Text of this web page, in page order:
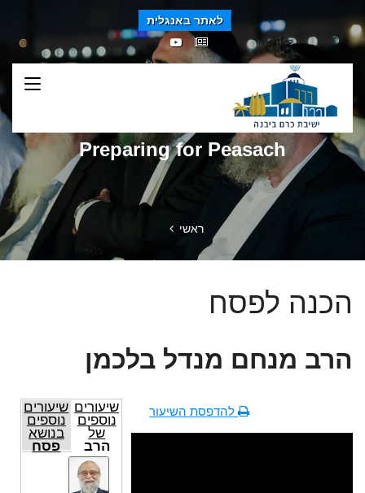
לאתר באנגלית
Preparing for Peasach
ראשי
הכנה לפסח
הרב מנחם מנדל בלכמן
להדפסת השיעור
שיעורים
נוספים
של
הרב
מנחם
מנדל
בלכמן
שיעורים
נוספים
בנושא
פסח